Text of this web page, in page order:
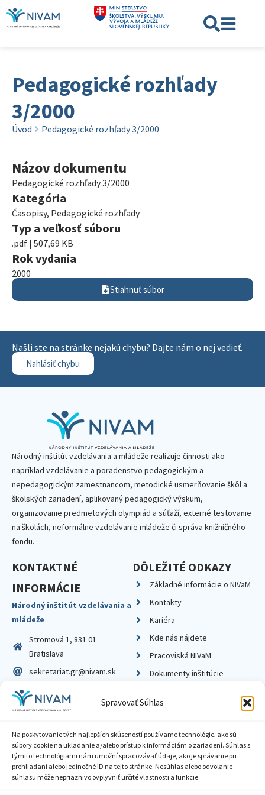
Spravovať Súhlas
Na poskytovanie tých najlepších skúseností používame technológie, ako sú
súbory cookie na ukladanie a/alebo prístup k informáciám o zariadení. Súhlas s
týmito technológiami nám umožní spracovávať údaje, ako je správanie pri
prehliadaní alebo jedinečné ID na tejto stránke. Nesúhlas alebo odvolanie
súhlasu môže nepriaznivo ovplyvniť určité vlastnosti a funkcie.
Pedagogické rozhľady
3/2000
Úvod Pedagogické rozhľady 3/2000
Názov dokumentu
Pedagogické rozhľady 3/2000
Kategória
Časopisy, Pedagogické rozhľady
Typ a veľkosť súboru
.pdf | 507,69 KB
Rok vydania
2000
Stiahnuť súbor
Našli ste na stránke nejakú chybu? Dajte nám o nej vedieť.
Nahlásiť chybu
Národný inštitút vzdelávania a mládeže realizuje činnosti ako
napríklad vzdelávanie a poradenstvo pedagogickým a
nepedagogickým zamestnancom, metodické usmerňovanie škôl a
školských zariadení, aplikovaný pedagogický výskum,
organizovanie predmetových olympiád a súťaží, externé testovanie
na školách, neformálne vzdelávanie mládeže či správa knižničného
fondu.
KONTAKTNÉ
INFORMÁCIE
Národný inštitút vzdelávania a
mládeže
Stromová 1, 831 01
Bratislava
sekretariat.gr@nivam.sk
IČO: 00164348
DIČ: 2020798714
DÔLEŽITÉ ODKAZY
Základné informácie o NIVaM
Kontakty
Kariéra
Kde nás nájdete
Pracoviská NIVaM
Dokumenty inštitúcie
Zásady ochrany súkromia